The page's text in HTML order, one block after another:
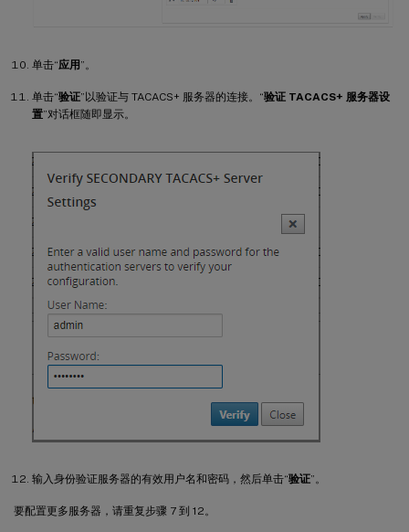
单击“应用”。
单击“验证”以验证与 TACACS+ 服务器的连接。“验证 TACACS+ 服务器设
置”对话框随即显示。
输入身份验证服务器的有效用户名和密码，然后单击“验证”。
要配置更多服务器，请重复步骤 7 到 12。